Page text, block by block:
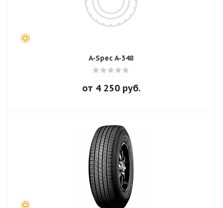
A-Spec A-348
от 4 250руб.